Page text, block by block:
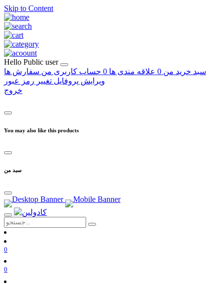
Skip to Content
Hello Public user
سبد خرید من 0 علاقه مندی ها 0 حساب کاربری من سفارش ها
ویرایش پروفایل تغییر رمز عبور
خروج
You may also like this products
سبد من
0
0